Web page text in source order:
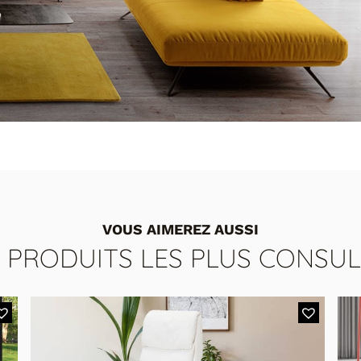
VOUS AIMEREZ AUSSI
PRODUITS LES PLUS